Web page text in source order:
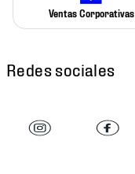
Ventas Corporativas
Redes sociales